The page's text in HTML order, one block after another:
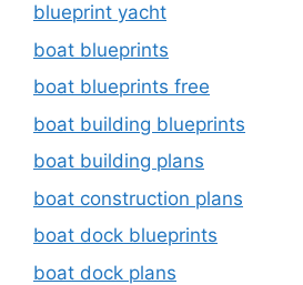
blueprint yacht
boat blueprints
boat blueprints free
boat building blueprints
boat building plans
boat construction plans
boat dock blueprints
boat dock plans